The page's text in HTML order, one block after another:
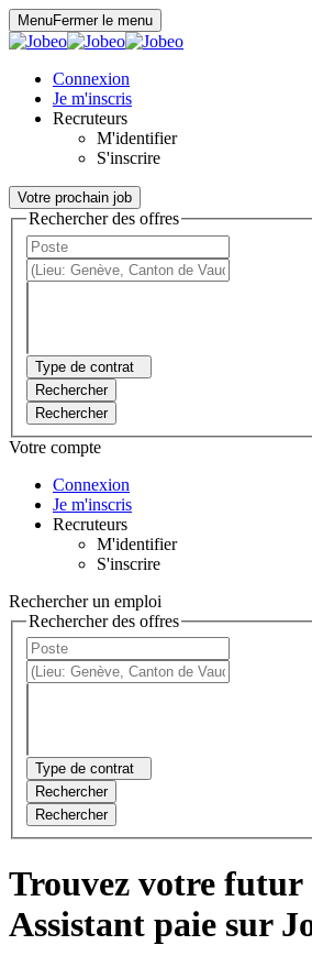
MenuFermer le menu
Connexion
Je m'inscris
Recruteurs
M'identifier
S'inscrire
Votre prochain job
Rechercher des offres
Type de contrat
Rechercher
Rechercher
Votre compte
Connexion
Je m'inscris
Recruteurs
M'identifier
S'inscrire
Rechercher un emploi
Rechercher des offres
Type de contrat
Rechercher
Rechercher
Trouvez votre futur
Assistant paie sur
Panneau de gestion des cookies